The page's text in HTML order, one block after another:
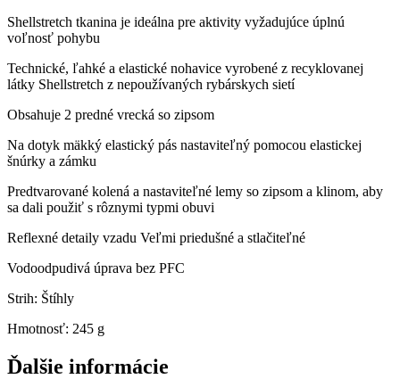
Shellstretch tkanina je ideálna pre aktivity vyžadujúce úplnú
voľnosť pohybu
Technické, ľahké a elastické nohavice vyrobené z recyklovanej
látky Shellstretch z nepoužívaných rybárskych sietí
Obsahuje 2 predné vrecká so zipsom
Na dotyk mäkký elastický pás nastaviteľný pomocou elastickej
šnúrky a zámku
Predtvarované kolená a nastaviteľné lemy so zipsom a klinom, aby
sa dali použiť s rôznymi typmi obuvi
Reflexné detaily vzadu Veľmi priedušné a stlačiteľné
Vodoodpudivá úprava bez PFC
Strih: Štíhly
Hmotnosť: 245 g
Ďalšie informácie